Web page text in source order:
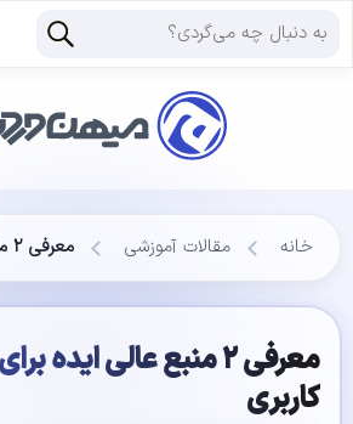
خانه مقالات آموزشی معرفی ۲ منبع عالی ایده برای طراحی رابط کاربری
معرفی ۲ منبع عالی ایده
کاربری